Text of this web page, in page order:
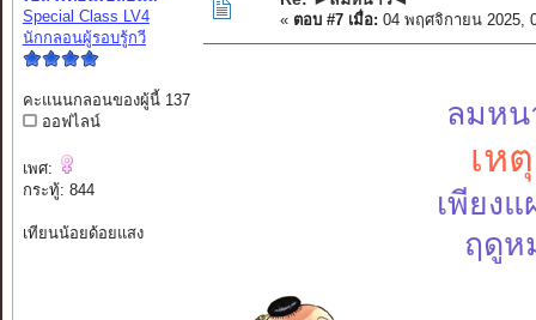
Special Class LV4
นักกลอนผู้รอบรู้กวี
คะแนนกลอนของผู้นี้ 137
ออฟไลน์
เพศ:
กระทู้: 844
เทียนน้อยด้อยแสง
« ตอบ #7 เมื่อ: 04 พฤศจิกายน 2025,
ลมหน
เห
เพียงแ
ฤดูห